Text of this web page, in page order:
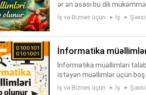
ər ən əsası bu dili
lyan dilini tədris edə bilən
İş və Biznes üçün İş Şəxsi
i̇nformatika
İnformatika müəllimləri
istəyən müəllimlər üçün
olunur. İnformatika
İş və Biznes üçün İş Şəxsi